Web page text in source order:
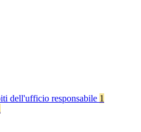
dell'ufficio responsabile 1